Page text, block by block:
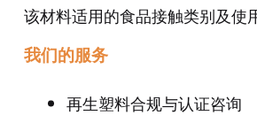
该材料适用的食品接触类别及使
我们的服务
再生塑料合规与认证咨询